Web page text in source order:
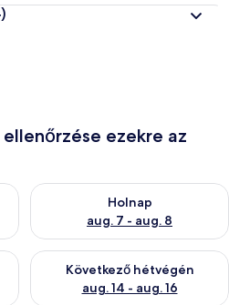
a
e
ezekre az
ellenőrzése: aug. 6 - aug. 7
Holnap
aug. 7 - aug. 8
A holnapi rendelkezésre állás
állás ellenőrzése: aug. 7 -
Következő hétvégén
aug. 14 - aug. 16
A következő hétvégi